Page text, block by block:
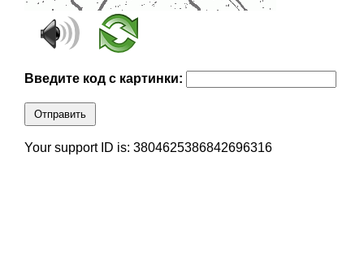
Введите код с картинки:
Отправить
Your support ID is: 3804625386842696316